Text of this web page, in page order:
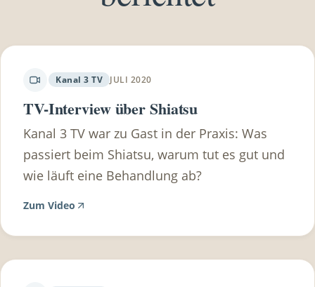
Gesundheitscheckup machen lassen und danach
wovon du 100€ retour bekommst) Du hast eine
Zusatzversicherung? Frag dazu am besten bei
Zusatzversicherung übernimmt. Sehr viele
Zusatzversicherungen übernehmen doch einen
beträchtlichen Teil.
Kanal 3 TV JULI 2020
TV-Interview über Shiatsu
Kanal 3 TV war zu Gast in der Praxis: Was
passiert beim Shiatsu, warum tut es gut und
wie läuft eine Behandlung ab?
Zum Video